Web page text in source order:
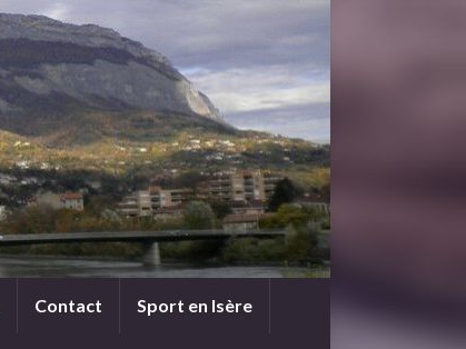
Contact Sport en Isère